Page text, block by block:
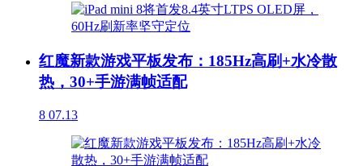
红魔新款游戏平板发布：185Hz高刷+水冷散
热，30+手游满帧适配
8 07.13